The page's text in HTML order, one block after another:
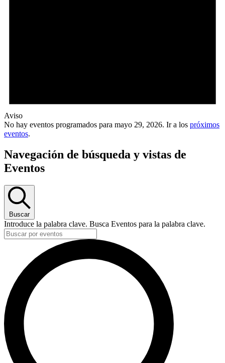
Aviso
No hay eventos programados para mayo 29, 2026. Ir a los próximos
eventos.
Navegación de búsqueda y vistas de
Eventos
Buscar
Introduce la palabra clave. Busca Eventos para la palabra clave.